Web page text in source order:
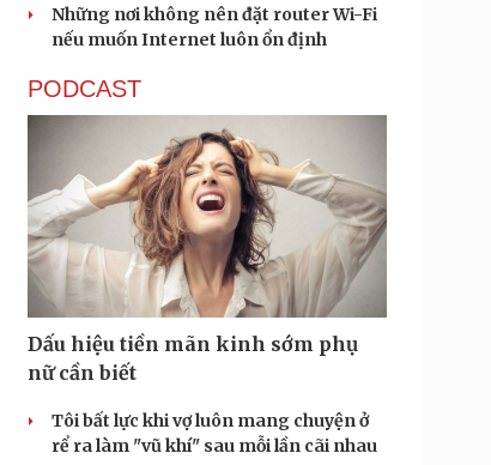
Những nơi không nên đặt router Wi-Fi
nếu muốn Internet luôn ổn định
PODCAST
Dấu hiệu tiền mãn kinh sớm phụ
nữ cần biết
Tôi bất lực khi vợ luôn mang chuyện ở
rể ra làm "vũ khí" sau mỗi lần cãi nhau